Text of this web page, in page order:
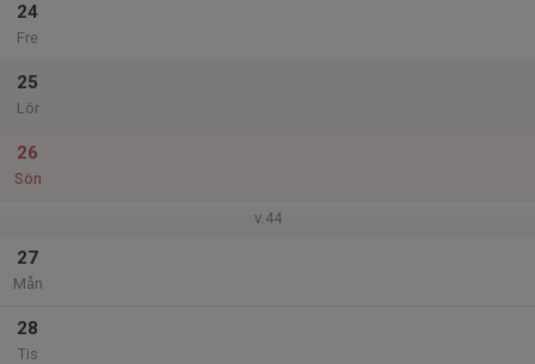
24
Fre
25
Lör
26
Sön
v.44
27
Mån
28
Tis